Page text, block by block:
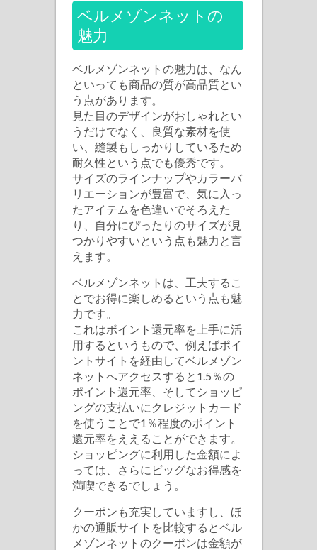
ベルメゾンネットの
魅力
ベルメゾンネットの魅力は、なん
といっても商品の質が高品質とい
う点があります。
見た目のデザインがおしゃれとい
うだけでなく、良質な素材を使
い、縫製もしっかりしているため
耐久性という点でも優秀です。
サイズのラインナップやカラーバ
リエーションが豊富で、気に入っ
たアイテムを色違いでそろえた
り、自分にぴったりのサイズが見
つかりやすいという点も魅力と言
えます。
ベルメゾンネットは、工夫するこ
とでお得に楽しめるという点も魅
力です。
これはポイント還元率を上手に活
用するというもので、例えばポイ
ントサイトを経由してベルメゾン
ネットへアクセスすると1.5％の
ポイント還元率、そしてショッピ
ングの支払いにクレジットカード
を使うことで1％程度のポイント
還元率をええることができます。
ショッピングに利用した金額によ
っては、さらにビッグなお得感を
満喫できるでしょう。
クーポンも充実していますし、ほ
かの通販サイトを比較するとベル
メゾンネットのクーポンは金額が